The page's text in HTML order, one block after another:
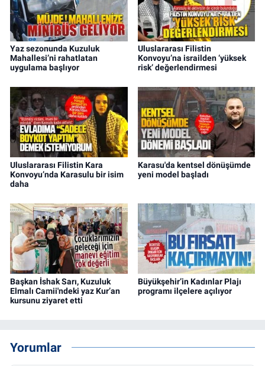
Yaz sezonunda Kuzuluk
Mahallesi’ni rahatlatan
uygulama başlıyor
Uluslararası Filistin
Konvoyu’na israilden ‘yüksek
risk’ değerlendirmesi
Uluslararası Filistin Kara
Konvoyu’nda Karasulu bir isim
daha
Karasu'da kentsel dönüşümde
yeni model başladı
Başkan İshak Sarı, Kuzuluk
Elmalı Camii'ndeki yaz Kur’an
kursunu ziyaret etti
Büyükşehir’in Kadınlar Plajı
programı ilçelere açılıyor
Yorumlar